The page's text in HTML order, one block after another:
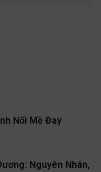
Nổi Mề Đay
Nguyên Nhân,